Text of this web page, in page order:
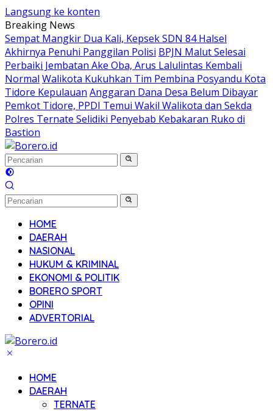
Langsung ke konten
Breaking News
Sempat Mangkir Dua Kali, Kepsek SDN 84 Halsel
Akhirnya Penuhi Panggilan Polisi BPJN Malut Selesai
Perbaiki Jembatan Ake Oba, Arus Lalulintas Kembali
Normal Walikota Kukuhkan Tim Pembina Posyandu Kota
Tidore Kepulauan Anggaran Dana Desa Belum Dibayar
Pemkot Tidore, PPDI Temui Wakil Walikota dan Sekda
Polres Ternate Selidiki Penyebab Kebakaran Ruko di
Bastion
HOME
DAERAH
NASIONAL
HUKUM & KRIMINAL
EKONOMI & POLITIK
BORERO SPORT
OPINI
ADVERTORIAL
HOME
DAERAH
TERNATE